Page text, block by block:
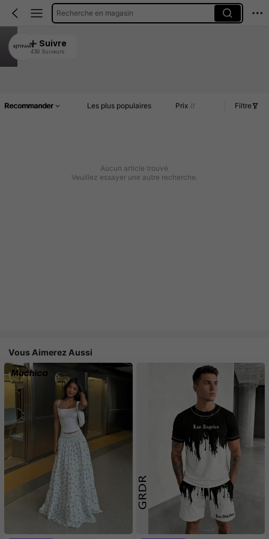
Recherche en magasin
KJTYFAWT
4.85
Suivre
439 Suiveurs
Recommander Les plus populaires Prix Filtre
Aucun article trouvé
Veuillez essayer une autre recherche.
Vous Aimerez Aussi